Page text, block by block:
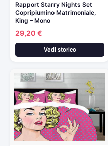
Rapport Starry Nights Set
Copripiumino Matrimoniale,
King – Mono
29,20 €
Vedi storico